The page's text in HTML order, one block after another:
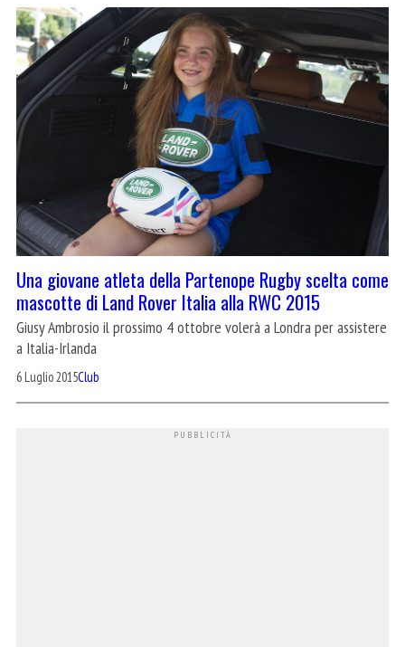
Una giovane atleta della Partenope Rugby scelta come
mascotte di Land Rover Italia alla RWC 2015
Giusy Ambrosio il prossimo 4 ottobre volerà a Londra per assistere
a Italia-Irlanda
6 Luglio 2015Club